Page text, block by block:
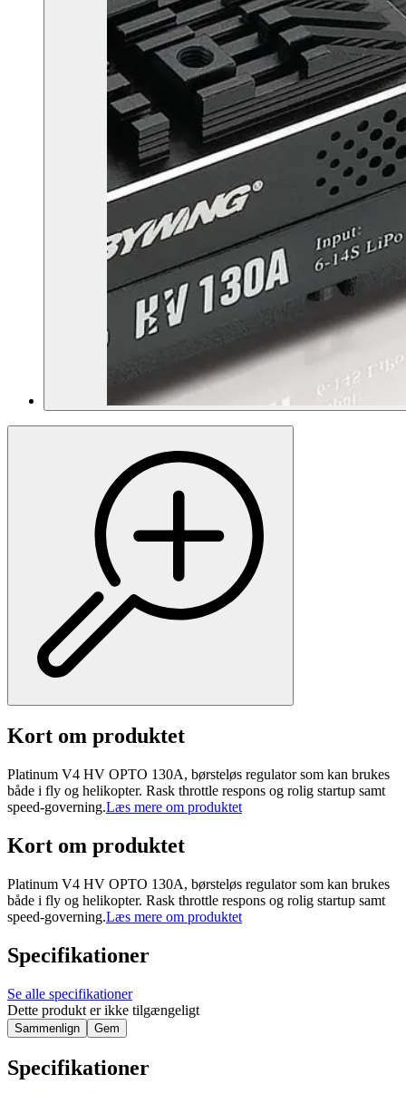
Kort om produktet
Platinum V4 HV OPTO 130A, børsteløs regulator som kan brukes
både i fly og helikopter. Rask throttle respons og rolig startup samt
speed-governing.Læs mere om produktet
Kort om produktet
Platinum V4 HV OPTO 130A, børsteløs regulator som kan brukes
både i fly og helikopter. Rask throttle respons og rolig startup samt
speed-governing.Læs mere om produktet
Specifikationer
Se alle specifikationer
Dette produkt er ikke tilgængeligt
Sammenlign Gem
Specifikationer